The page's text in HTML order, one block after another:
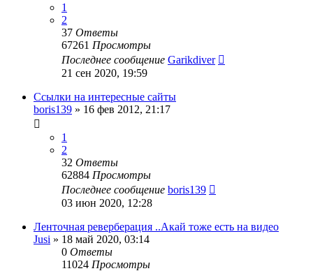
1
2
37 Ответы
67261 Просмотры
Последнее сообщение Garikdiver
21 сен 2020, 19:59
Ссылки на интересные сайты
boris139 » 16 фев 2012, 21:17
1
2
32 Ответы
62884 Просмотры
Последнее сообщение boris139
03 июн 2020, 12:28
Ленточная реверберация ..Акай тоже есть на видео
Jusi » 18 май 2020, 03:14
0 Ответы
11024 Просмотры